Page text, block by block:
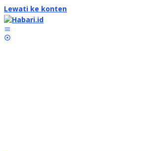
Lewati ke konten